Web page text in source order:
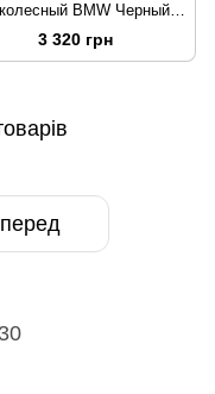
BMW Черный с
голубым
3 320 грн